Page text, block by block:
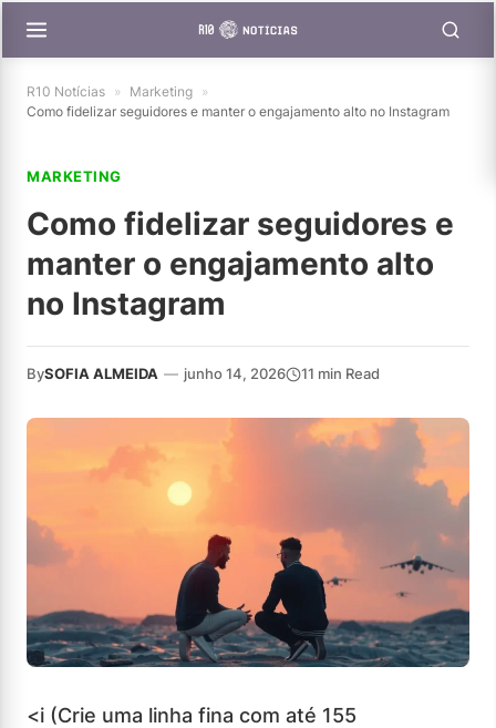
R10 Notícias » Marketing »
Como fidelizar seguidores e manter o engajamento alto no Instagram
MARKETING
Como fidelizar seguidores e
manter o engajamento alto
no Instagram
BySOFIA ALMEIDA — junho 14, 2026 11 min Read
<i (Crie uma linha fina com até 155